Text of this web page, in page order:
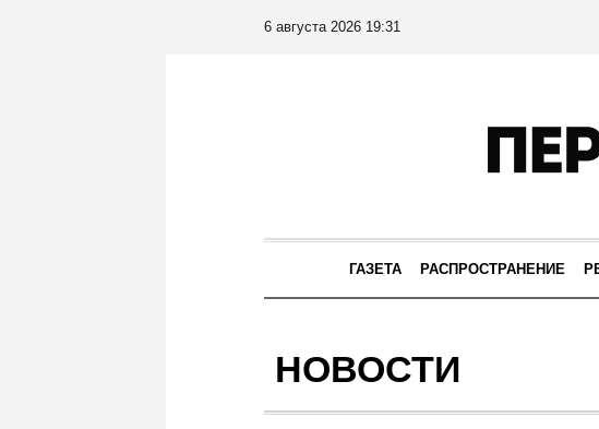
6 августа 2026 19:31
ГАЗЕТА РАСПРОСТРАНЕНИЕ
НОВОСТИ